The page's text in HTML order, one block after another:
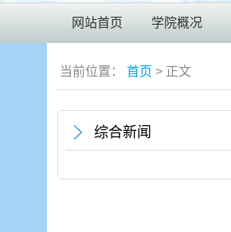
网站首页 学院概况
当前位置： 首页 > 正文
综合新闻